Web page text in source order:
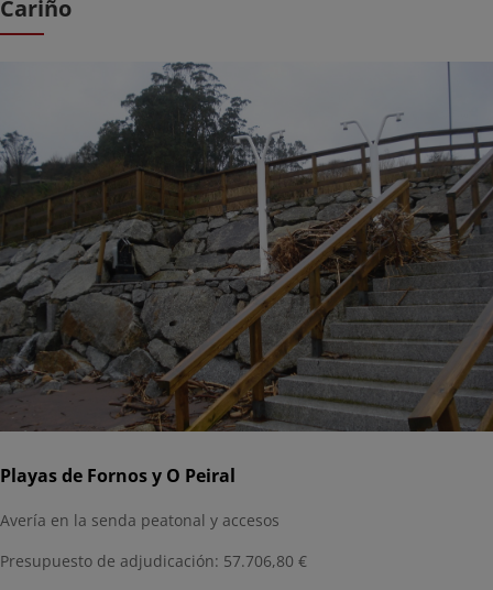
Cariño
Playas de Fornos y O Peiral
Avería en la senda peatonal y accesos
Presupuesto de adjudicación: 57.706,80 €